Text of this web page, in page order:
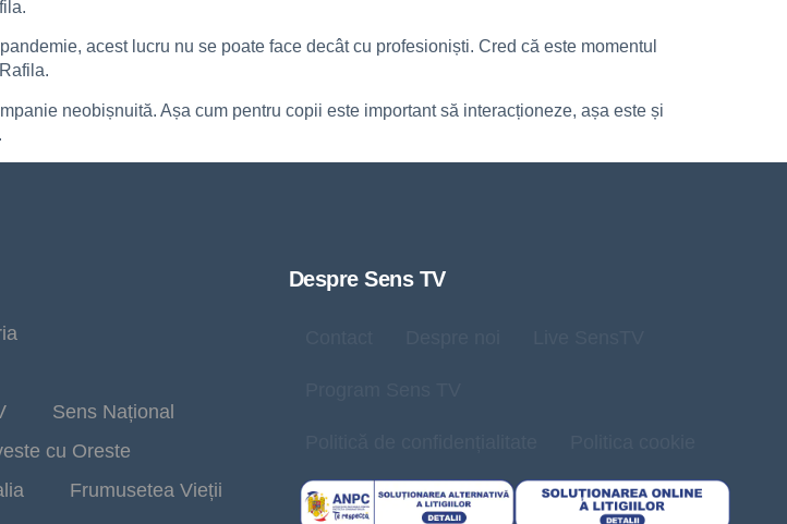
acest lucru nu se poate face decât cu profesioniști. Cred că este momentul
neobișnuită. Așa cum pentru copii este important să interacționeze, așa este și
Sens Național
cu Oreste
Frumusetea Vieții
Despre Sens TV